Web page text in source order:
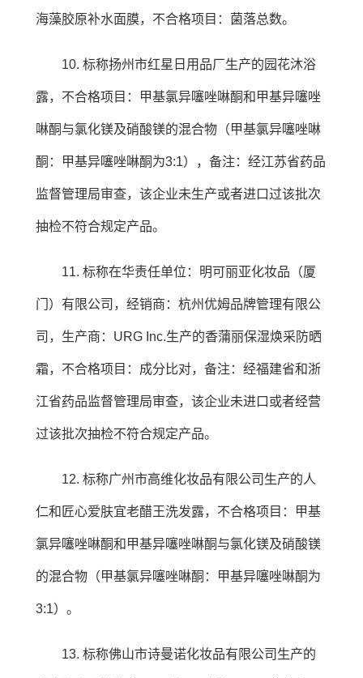
海藻胶原补水面膜，不合格项目：菌落总数。
10. 标称扬州市红星日用品厂生产的园花沐浴
露，不合格项目：甲基氯异噻唑啉酮和甲基异噻唑
啉酮与氯化镁及硝酸镁的混合物（甲基氯异噻唑啉
酮：甲基异噻唑啉酮为3:1），备注：经江苏省药品
监督管理局审查，该企业未生产或者进口过该批次
抽检不符合规定产品。
11. 标称在华责任单位：明可丽亚化妆品（厦
门）有限公司，经销商：杭州优姆品牌管理有限公
司，生产商：URG Inc.生产的香蒲丽保湿焕采防晒
霜，不合格项目：成分比对，备注：经福建省和浙
江省药品监督管理局审查，该企业未进口或者经营
过该批次抽检不符合规定产品。
12. 标称广州市高维化妆品有限公司生产的人
仁和匠心爱肤宜老醋王洗发露，不合格项目：甲基
氯异噻唑啉酮和甲基异噻唑啉酮与氯化镁及硝酸镁
的混合物（甲基氯异噻唑啉酮：甲基异噻唑啉酮为
3:1）。
13. 标称佛山市诗曼诺化妆品有限公司生产的